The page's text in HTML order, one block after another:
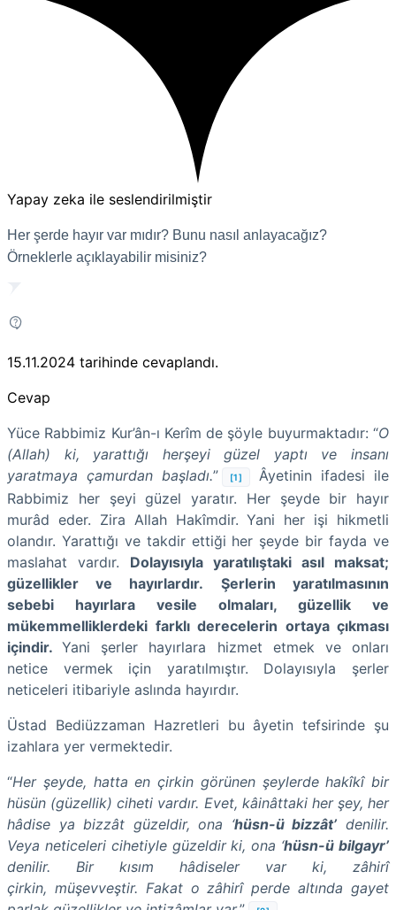
Yapay zeka ile seslendirilmiştir
Her şerde hayır var mıdır? Bunu nasıl anlayacağız?
Örneklerle açıklayabilir misiniz?
15.11.2024 tarihinde cevaplandı.
Cevap
Yüce Rabbimiz Kur’ân-ı Kerîm de şöyle buyurmaktadır: “O
(Allah) ki, yarattığı herşeyi güzel yaptı ve insanı
yaratmaya çamurdan başladı.” [1]
Âyetinin ifadesi ile
Rabbimiz her şeyi güzel yaratır. Her şeyde bir hayır
murâd eder. Zira Allah Hakîmdir. Yani her işi hikmetli
olandır. Yarattığı ve takdir ettiği her şeyde bir fayda ve
maslahat vardır. Dolayısıyla yaratılıştaki asıl maksat;
güzellikler ve hayırlardır.
Şerlerin yaratılmasının
sebebi hayırlara vesile olmaları, güzellik ve
mükemmelliklerdeki farklı derecelerin ortaya çıkması
içindir.Yani şerler hayırlara hizmet etmek ve onları
netice vermek için yaratılmıştır. Dolayısıyla şerler
neticeleri itibariyle aslında hayırdır.
Üstad Bediüzzaman Hazretleri bu âyetin tefsirinde şu
izahlara yer vermektedir.
“Her şeyde, hatta en çirkin görünen şeylerde hakîkî bir
hüsün (güzellik) ciheti vardır. Evet, kâinâttaki her şey, her
hâdise ya bizzât güzeldir, ona ‘hüsn-ü bizzât’ denilir.
Veya neticeleri cihetiyle güzeldir ki, ona ‘hüsn-ü bilgayr’
denilir. Bir kısım hâdiseler var ki, zâhirî
çirkin, müşevveştir. Fakat o zâhirî perde altında gayet